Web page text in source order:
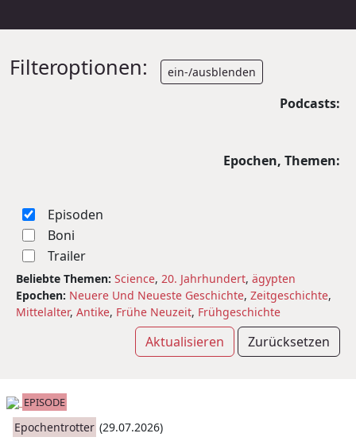
Filteroptionen: ein-/ausblenden
Podcasts:
Epochen, Themen:
Episoden
Boni
Trailer
Beliebte Themen: Science, 20. Jahrhundert, ägypten
Epochen: Neuere Und Neueste Geschichte, Zeitgeschichte,
Mittelalter, Antike, Frühe Neuzeit, Frühgeschichte
Aktualisieren Zurücksetzen
EPISODE
Epochentrotter (29.07.2026)